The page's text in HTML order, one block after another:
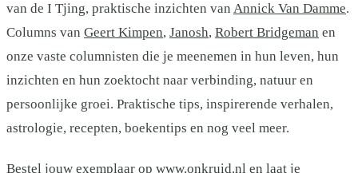
van de I Tjing, praktische inzichten van Annick Van Damme.
Columns van Geert Kimpen, Janosh, Robert Bridgeman en
onze vaste columnisten die je meenemen in hun leven, hun
inzichten en hun zoektocht naar verbinding, natuur en
persoonlijke groei. Praktische tips, inspirerende verhalen,
astrologie, recepten, boekentips en nog veel meer.
Bestel jouw exemplaar op www.onkruid.nl en laat je